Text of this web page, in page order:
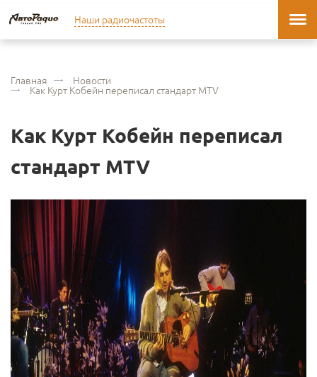
Наши радиочастоты
Главная Новости
Как Курт Кобейн переписал стандарт MTV
Как Курт Кобейн переписал
стандарт MTV